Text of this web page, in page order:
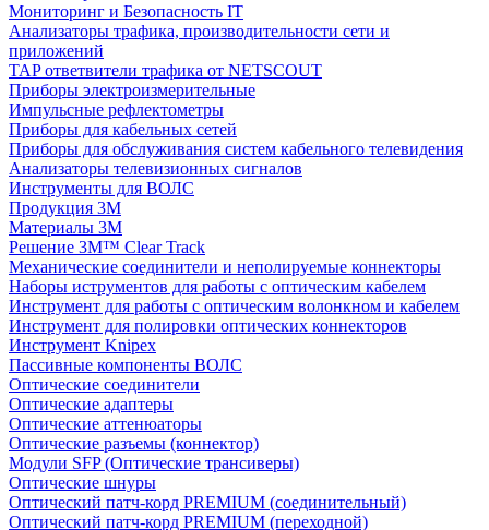
Мониторинг и Безопасность IT
Анализаторы трафика, производительности сети и
приложений
TAP ответвители трафика от NETSCOUT
Приборы электроизмерительные
Импульсные рефлектометры
Приборы для кабельных сетей
Приборы для обслуживания систем кабельного телевидения
Анализаторы телевизионных сигналов
Инструменты для ВОЛС
Продукция 3M
Материалы 3М
Решение 3M™ Clear Track
Механические соединители и неполируемые коннекторы
Наборы иструментов для работы с оптическим кабелем
Инструмент для работы с оптическим волонкном и кабелем
Инструмент для полировки оптических коннекторов
Инструмент Knipex
Пассивные компоненты ВОЛС
Оптические соединители
Оптические адаптеры
Оптические аттенюаторы
Оптические разъемы (коннектор)
Модули SFP (Оптические трансиверы)
Оптические шнуры
Оптический патч-корд PREMIUM (соединительный)
Оптический патч-корд PREMIUM (переходной)